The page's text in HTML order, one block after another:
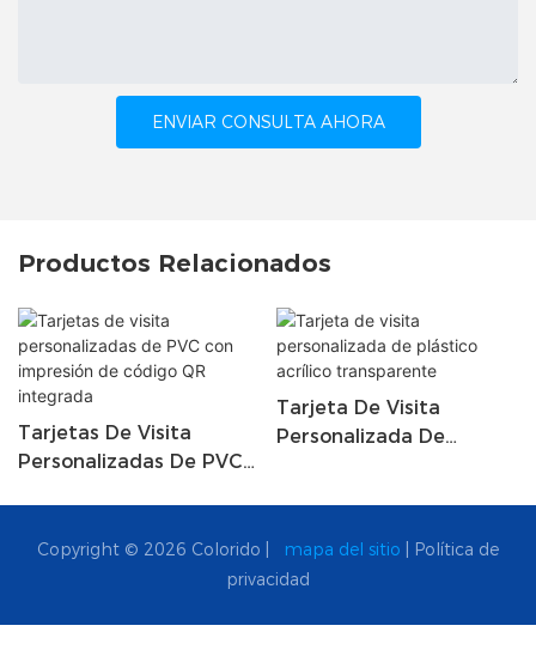
ENVIAR CONSULTA AHORA
Productos Relacionados
Tarjetas De Visita
Personalizadas De PVC
Tarjeta De Visita
Personalizada De
Copyright © 2026 Colorido | mapa del sitio
Política de
privacidad